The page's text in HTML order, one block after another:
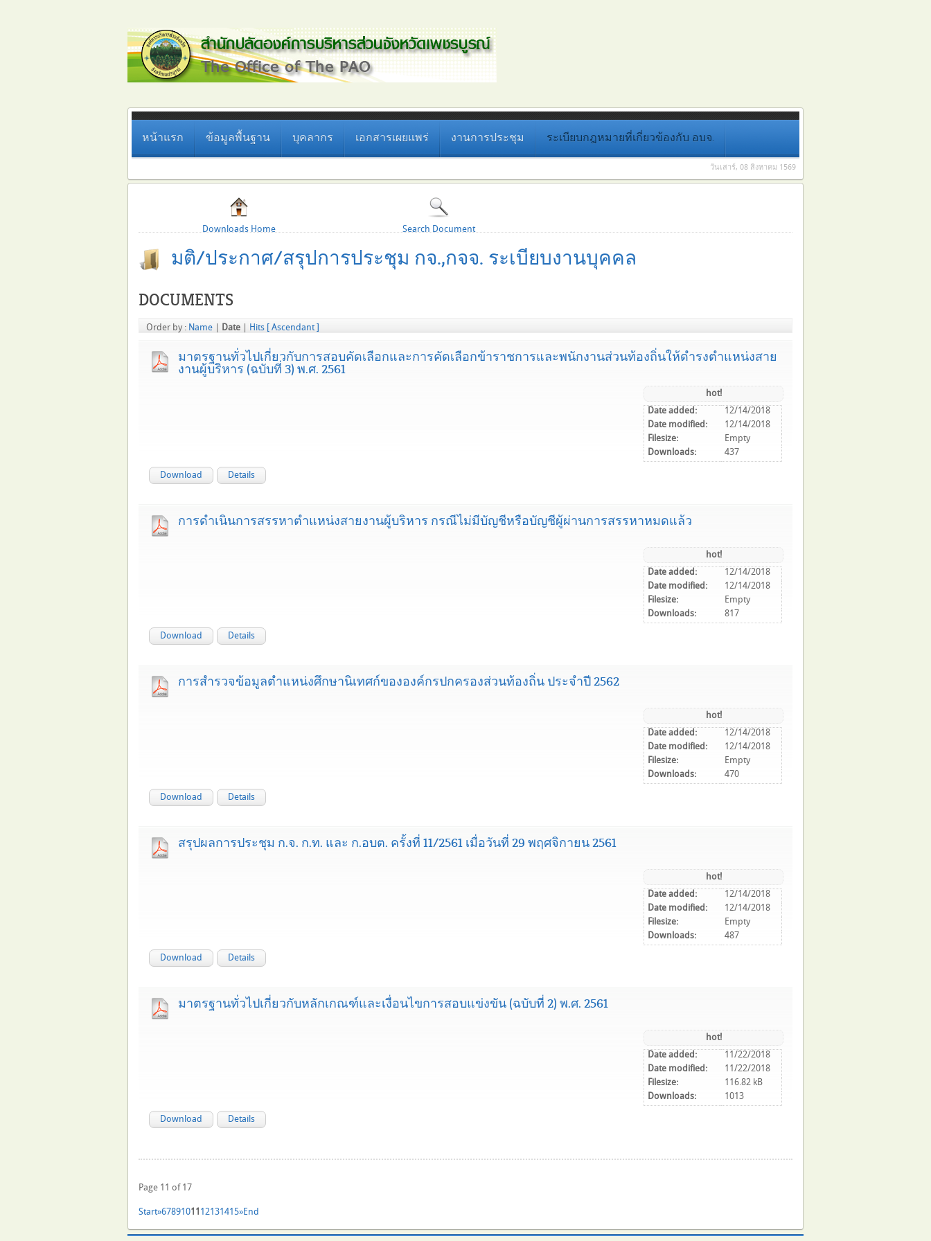
หน้าแรก ข้อมูลพื้นฐาน บุคลากร เอกสารเผยแพร่ งานการประชุม ระเบียบกฎหมายที่เกี่ยวข้องกับ อบจ.
วันเสาร์, 08 สิงหาคม 1569
Downloads Home Search Document
มติ/ประกาศ/สรุปการประชุม กจ.,กจจ. ระเบียบงานบุคคล
DOCUMENTS
Order by : Name Date Hits [ Ascendant ]
มาตรฐานทั่วไปเกี่ยวกับการสอบคัดเลือกและการคัดเลือกข้าราชการและพนักงานส่วนท้องถิ่นให้ดำรงตำแหน่งสาย
งานผู้บริหาร (ฉบับที่ 3) พ.ศ. 2561
hot!
Date added:
12/14/2018
Date modified:
12/14/2018
Filesize:
Empty
Downloads:
437
Download Details
การดำเนินการสรรหาตำแหน่งสายงานผู้บริหาร กรณีไม่มีบัญชีหรือบัญชีผู้ผ่านการสรรหาหมดแล้ว
hot!
Date added:
12/14/2018
Date modified:
12/14/2018
Filesize:
Empty
Downloads:
817
Download Details
การสำรวจข้อมูลตำแหน่งศึกษานิเทศก์ขององค์กรปกครองส่วนท้องถิ่น ประจำปี 2562
hot!
Date added:
12/14/2018
Date modified:
12/14/2018
Filesize:
Empty
Downloads:
470
Download Details
สรุปผลการประชุม ก.จ. ก.ท. และ ก.อบต. ครั้งที่ 11/2561 เมื่อวันที่ 29 พฤศจิกายน 2561
hot!
Date added:
12/14/2018
Date modified:
12/14/2018
Filesize:
Empty
Downloads:
487
Download Details
มาตรฐานทั่วไปเกี่ยวกับหลักเกณฑ์และเงื่อนไขการสอบแข่งขัน (ฉบับที่ 2) พ.ศ. 2561
hot!
Date added:
11/22/2018
Date modified:
11/22/2018
Filesize:
116.82 kB
Downloads:
1013
Download Details
Page 11 of 17
Start»67891011 12131415»End